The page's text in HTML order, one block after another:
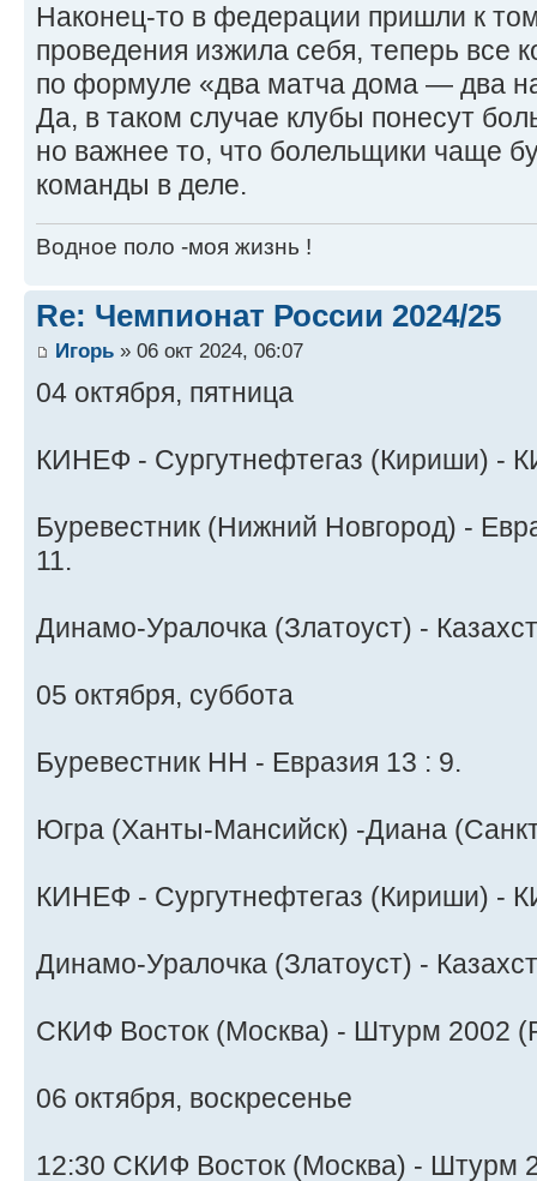
Наконец-то в федерации пришли к
проведения изжила себя, теперь все
по формуле «два матча дома — два
Да, в таком случае клубы понесут
но важнее то, что болельщики чаще
команды в деле.
Водное поло -моя жизнь !
Re: Чемпионат России 2024/25
Игорь » 06 окт 2024, 06:07
04 октября, пятница
КИНЕФ - Сургутнефтегаз (Кириши) -
Буревестник (Нижний Новгород) -
11.
Динамо-Уралочка (Златоуст) -
05 октября, суббота
Буревестник НН - Евразия 13 : 9.
Югра (Ханты-Мансийск) -Диана
КИНЕФ - Сургутнефтегаз (Кириши) -
Динамо-Уралочка (Златоуст) -
СКИФ Восток (Москва) - Штурм 2002
06 октября, воскресенье
12:30 СКИФ Восток (Москва) - Штурм